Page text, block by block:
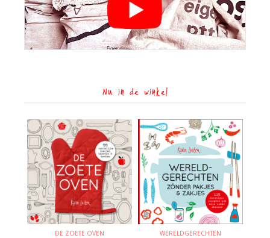
Nu in de winkel
DE ZOETE OVEN WERELDGERECHTEN